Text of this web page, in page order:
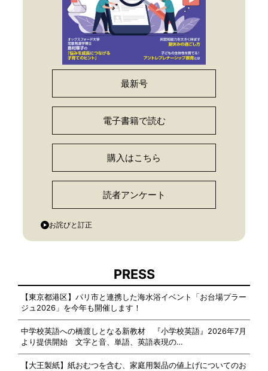
最新号
電子書籍で読む
購入はこちら
読者アンケート
お詫びと訂正
PRESS
【東京都港区】パリ市と連携した海水浴イベント「お台場プラー
ジュ2026」を今年も開催します！
中学校英語への橋渡しとなる新教材 『小学校英語』2026年7月
より提供開始 文字と音、単語、英語表現の…
【大王製紙】紙おむつを含む、家庭用製品の値上げについてのお